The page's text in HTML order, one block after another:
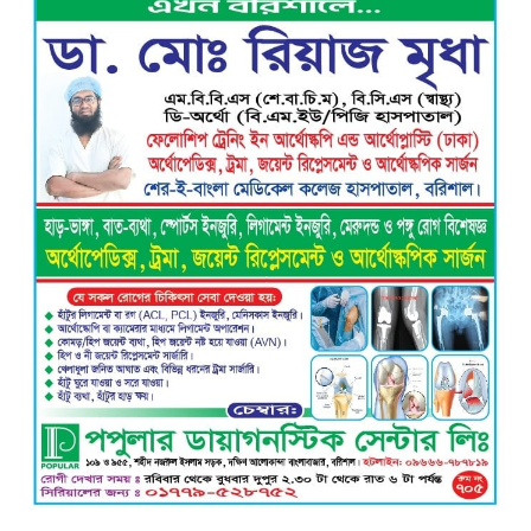
এ্যাডঃ মুজিবুর রহমান সরোয়ার কে ফুলেল
শুভেচ্ছা”
গৌরনদী প্রেসক্লাবের সাধারণ সম্পাদক এস.
এম. জুলফিকারের ওপর অতর্কিত হামলা:
তীব্র নিন্দা ও শাস্তির দাবি
বাবুগঞ্জে শিশু শিক্ষার্থীকে ধর্ষণের অভিযোগে
পলাতক মাদ্রাসা শিক্ষক চার মাস পর গ্রেপ্তার